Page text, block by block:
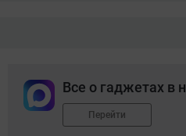
Все о гаджетах в
Перейти